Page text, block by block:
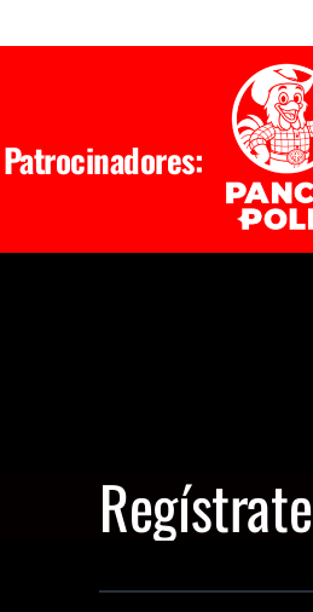
Patrocinadores:
Regístrate